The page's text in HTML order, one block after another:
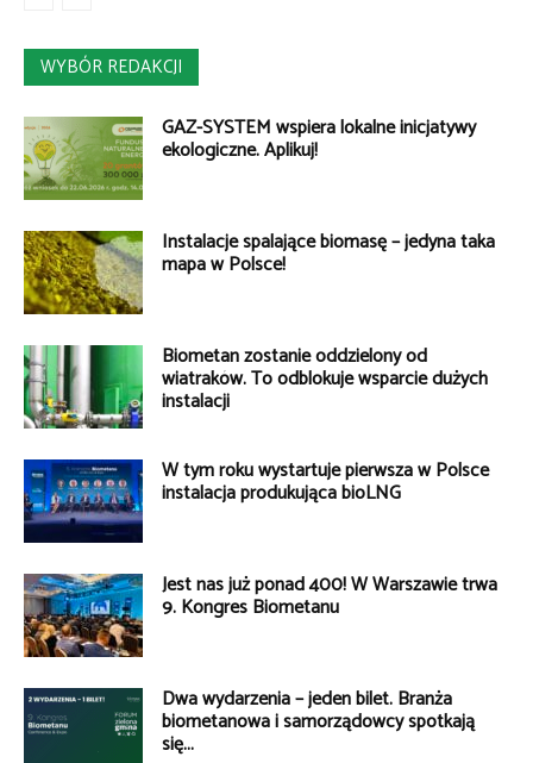
WYBÓR REDAKCJI
GAZ-SYSTEM wspiera lokalne inicjatywy
ekologiczne. Aplikuj!
Instalacje spalające biomasę – jedyna taka
mapa w Polsce!
Biometan zostanie oddzielony od
wiatraków. To odblokuje wsparcie dużych
instalacji
W tym roku wystartuje pierwsza w Polsce
instalacja produkująca bioLNG
Jest nas już ponad 400! W Warszawie trwa
9. Kongres Biometanu
Dwa wydarzenia – jeden bilet. Branża
biometanowa i samorządowcy spotkają
się...